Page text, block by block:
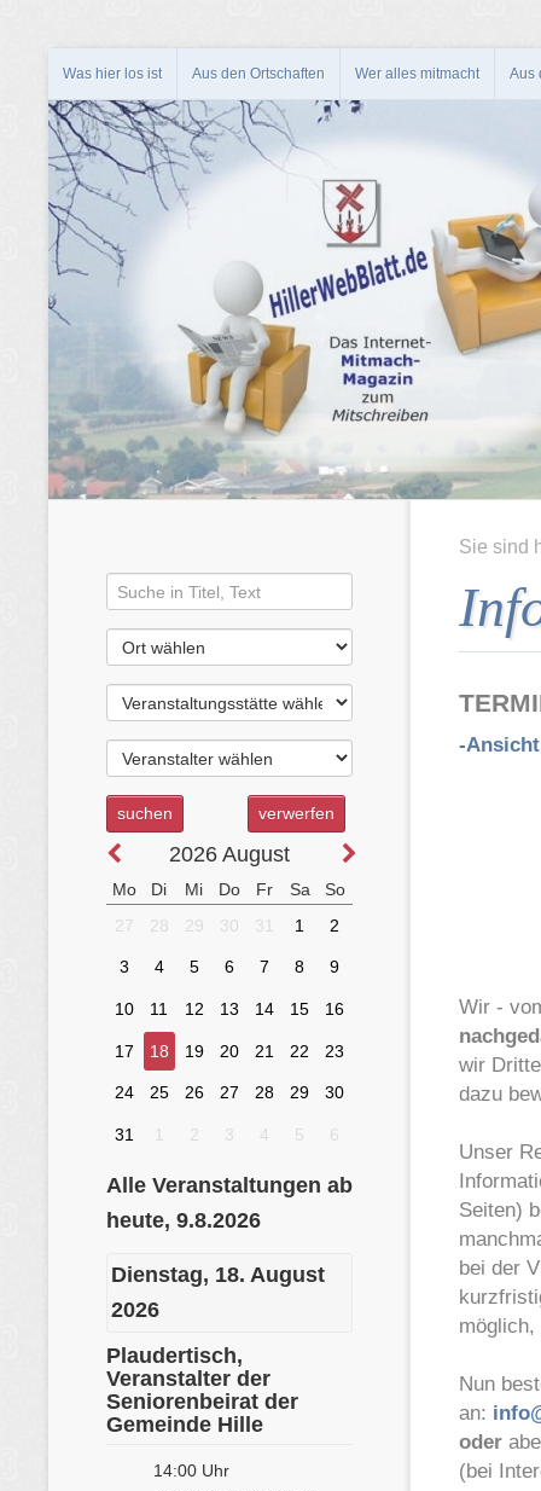
Was hier los ist Aus den Ortschaften Wer alles mitmacht Aus
Sie sind
-Ansicht
Wir -
wir
dazu
Unser
Seiten)
bei der
Nun
an:
oder
(bei